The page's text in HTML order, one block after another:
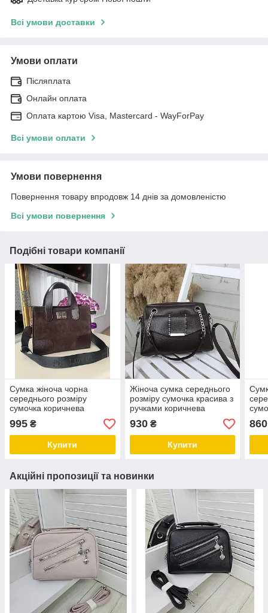
Всі умови доставки
Умови оплати
Післяплата
Онлайн оплата
Оплата картою Visa, Mastercard - WayForPay
Всі умови оплати
Умови повернення
Повернення товару впродовж 14 днів за домовленістю
Всі умови повернення
Подібні товари компанії
Сумка жіноча чорна
середнього розміру
сумочка коричнева
натуральна
замша+шкірзам
995 ₴
Купити
Жіноча сумка середнього
розміру сумочка красива з
ручками коричнева
шкірзам
930₴
Купити
860
Акційні пропозиції та новинки